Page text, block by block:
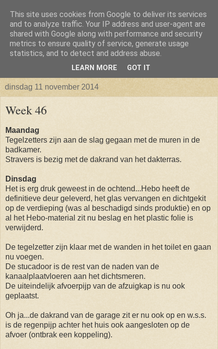
Isabellaland -> Biancaland
De belevenissen omtrent het verkrijgen van een bouwkavel
dinsdag 11 november 2014
Week 46
Maandag
Tegelzetters zijn aan de slag gegaan met de muren in de
badkamer.
Stravers is bezig met de dakrand van het dakterras.
Dinsdag
Het is erg druk geweest in de ochtend...Hebo heeft de
definitieve deur geleverd, het glas vervangen en dichtgekit
op de verdieping (was al beschadigd sinds produktie) en op
al het Hebo-material zit nu beslag en het plastic folie is
verwijderd.
De tegelzetter zijn klaar met de wanden in het toilet en gaan
nu voegen.
De stucadoor is de rest van de naden van de
kanaalplaatvloeren aan het dichtsmeren.
De uiteindelijk afvoerpijp van de afzuigkap is nu ook
geplaatst.
Oh ja...de dakrand van de garage zit er nu ook op en w.s.s.
is de regenpijp achter het huis ook aangesloten op de
afvoer (ontbrak een koppeling).
This site uses cookies from Google to deliver its services
and to analyze traffic. Your IP address and user-agent are
shared with Google along with performance and security
metrics to ensure quality of service, generate usage
statistics, and to detect and address abuse.
LEARN MORE GOT IT